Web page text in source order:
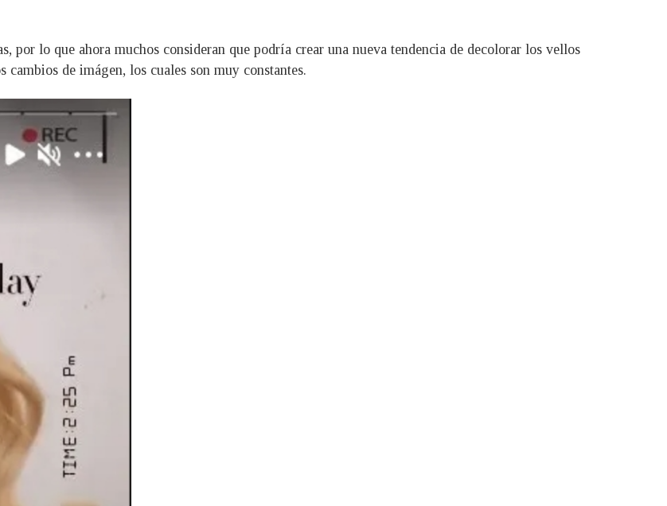
por lo que ahora muchos consideran que podría crear una nueva tendencia de decolorar los vellos
de imágen, los cuales son muy constantes.